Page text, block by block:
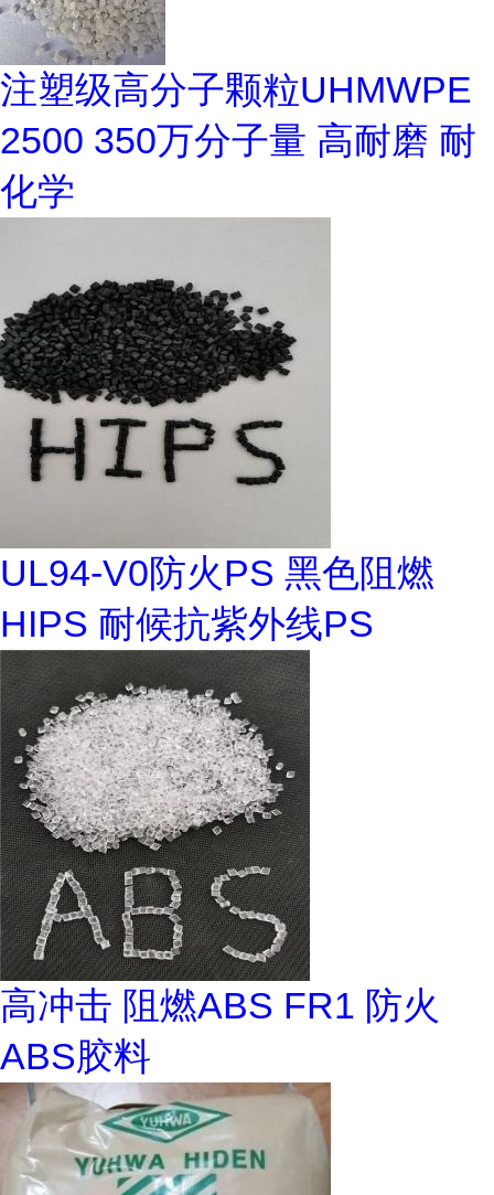
注塑级高分子颗粒UHMWPE
2500 350万分子量 高耐磨 耐
化学
UL94-V0防火PS 黑色阻燃
HIPS 耐候抗紫外线PS
高冲击 阻燃ABS FR1 防火
ABS胶料